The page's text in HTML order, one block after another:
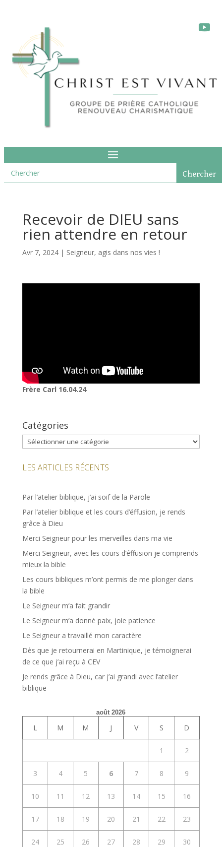
Recevoir de DIEU sans
rien attendre en retour
Avr 7, 2024| Seigneur, agis dans nos vies !
Frère Carl 16.04.24
Catégories
Catégories
LES ARTICLES RÉCENTS
Par l’atelier biblique, j’ai soif de la Parole
Par l’atelier biblique et les cours d’éffusion, je rends
grâce à Dieu
Merci Seigneur pour les merveilles dans ma vie
Merci Seigneur, avec les cours d’éffusion je comprends
mieux la bible
Les cours bibliques m’ont permis de me plonger dans
la bible
Le Seigneur m’a fait grandir
Le Seigneur m’a donné paix, joie patience
Le Seigneur a travaillé mon caractère
Dès que je retournerai en Martinique, je témoignerai
de ce que j’ai reçu à CEV
Je rends grâce à Dieu, car j’ai grandi avec l’atelier
biblique
août 2026
L M M J V S D
1 2
3 4 5 6 7 8 9
10 11 12 13 14 15 16
17 18 19 20 21 22 23
24 25 26 27 28 29 30